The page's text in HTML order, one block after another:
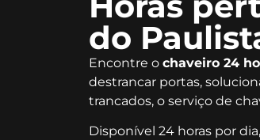
do
Encontre o chaveiro 24
destrancar portas,
trancados, o serviço de
Disponível 24 horas por